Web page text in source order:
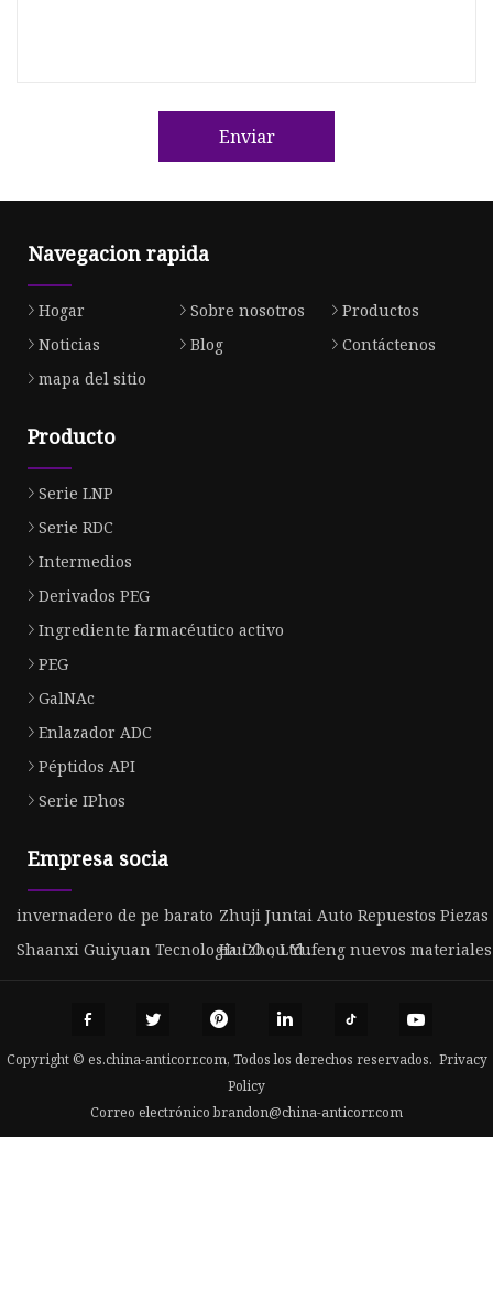
Enviar
Navegacion rapida
Hogar Sobre nosotros
Productos
Noticias
Blog
Contáctenos
mapa del sitio
Producto
Serie LNP
Serie RDC
Intermedios
Derivados PEG
Ingrediente farmacéutico activo
PEG
GalNAc
Enlazador ADC
Péptidos API
Serie IPhos
Empresa socia
invernadero de pe barato Zhuji Juntai Auto Repuestos Piezas
Shaanxi Guiyuan Tecnología CO ., Ltd .Huizhou Yufeng nuevos materiales
Copyright © es.china-anticorr.com, Todos los derechos reservados. Privacy
Policy
Correo electrónicobrandon@china-anticorr.com